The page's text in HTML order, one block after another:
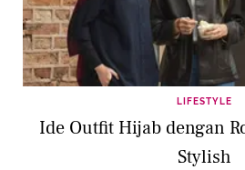
LIFESTYLE
Ide Outfit Hijab dengan
Stylish